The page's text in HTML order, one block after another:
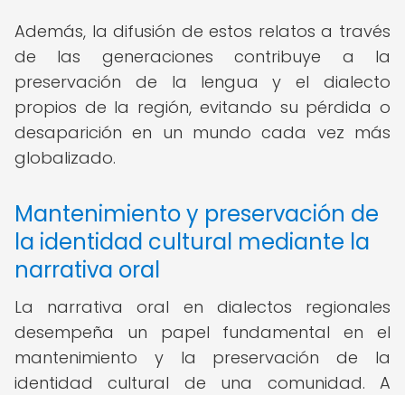
Además, la difusión de estos relatos a través
de las generaciones contribuye a la
preservación de la lengua y el dialecto
propios de la región, evitando su pérdida o
desaparición en un mundo cada vez más
globalizado.
Mantenimiento y preservación de
la identidad cultural mediante la
narrativa oral
La narrativa oral en dialectos regionales
desempeña un papel fundamental en el
mantenimiento y la preservación de la
identidad cultural de una comunidad. A